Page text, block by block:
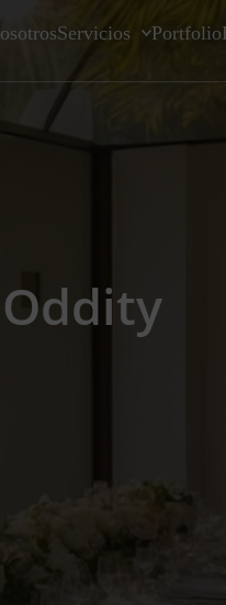
Servicios Portfolio